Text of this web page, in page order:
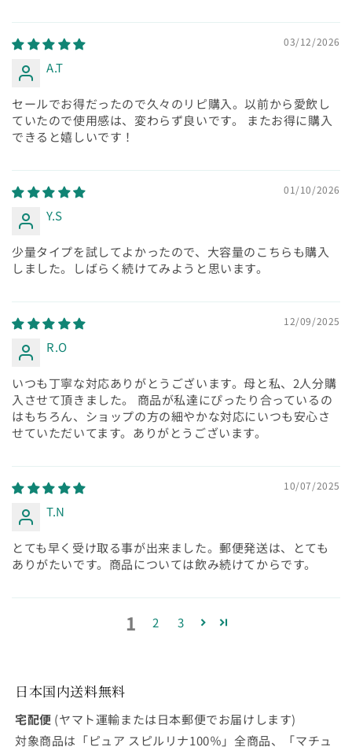
03/12/2026
A.T
セールでお得だったので久々のリピ購入。以前から愛飲し
ていたので使用感は、変わらず良いです。 またお得に購入
できると嬉しいです！
01/10/2026
Y.S
少量タイプを試してよかったので、大容量のこちらも購入
しました。しばらく続けてみようと思います。
12/09/2025
R.O
いつも丁寧な対応ありがとうございます。母と私、2人分購
入させて頂きました。 商品が私達にぴったり合っているの
はもちろん、ショップの方の細やかな対応にいつも安心さ
せていただいてます。ありがとうございます。
10/07/2025
T.N
とても早く受け取る事が出来ました。郵便発送は、とても
ありがたいです。商品については飲み続けてからです。
1 2 3
日本国内送料無料
宅配便 (ヤマト運輸または日本郵便でお届けします)
対象商品は「ピュア スピルリナ100％」全商品、「マチュ